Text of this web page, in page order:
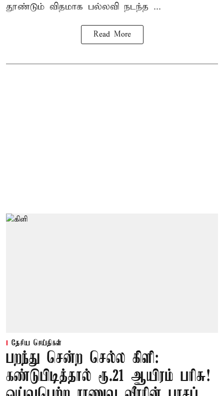
தூண்டும் விதமாக பல்லவி நடந்த ...
Read More
தேசிய செய்திகள்
பறந்து சென்ற செல்ல கிளி:
கண்டுபிடித்தால் ரூ.21 ஆயிரம் பரிசு!